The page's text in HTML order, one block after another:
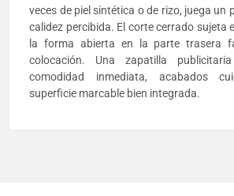
veces de piel sintética o de rizo, juega un
calidez percibida. El corte cerrado sujeta
la forma abierta en la parte trasera
colocación. Una zapatilla
comodidad inmediata, acabados
superficie marcable bien integrada.